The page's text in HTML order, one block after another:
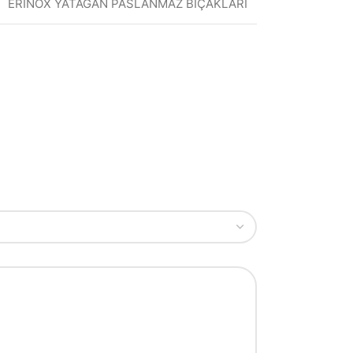
ERİNOX YATAĞAN PASLANMAZ BIÇAKLARI